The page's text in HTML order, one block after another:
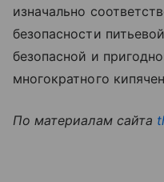
изначально
безопасности
безопасной и
многократного
По материалам сайта